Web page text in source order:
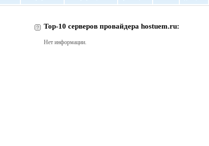
Top-10 серверов провайдера hostuem.ru:
Нет информации.